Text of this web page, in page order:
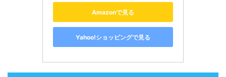
Amazonで見る
Yahoo!ショッピングで見る